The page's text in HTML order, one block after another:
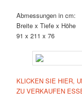
Abmessungen in cm:
Breite x Tiefe x Höhe
91 x 211 x 76
KLICKEN SIE HIER,
ZU VERKAUFEN